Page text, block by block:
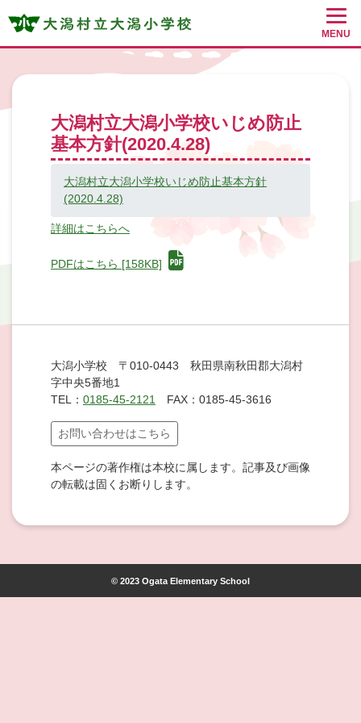
MENU
大潟村立大潟小学校いじめ防止
基本方針(2020.4.28)
大潟村立大潟小学校いじめ防止基本方針
(2020.4.28)
詳細はこちらへ
PDFはこちら [158KB]
大潟小学校 〒010-0443 秋田県南秋田郡大潟村
字中央5番地1
TEL： 0185-45-2121 FAX：0185-45-3616
お問い合わせはこちら
本ページの著作権は本校に属します。記事及び画像
の転載は固くお断りします。
© 2023 Ogata Elementary School